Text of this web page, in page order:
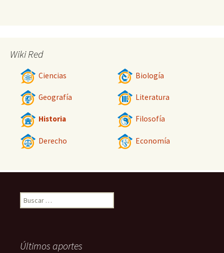
Wiki Red
Ciencias Biología
Geografía Literatura
Historia Filosofía
Derecho Economía
Buscar:
Últimos aportes